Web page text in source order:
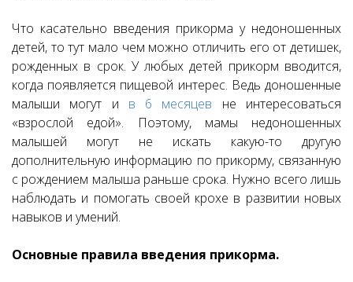
Что касательно введения прикорма у недоношенных
детей, то тут мало чем можно отличить его от детишек,
рожденных в срок. У любых детей прикорм вводится,
когда появляется пищевой интерес. Ведь доношенные
малыши могут и в 6 месяцев не интересоваться
«взрослой едой». Поэтому, мамы недоношенных
малышей могут не искать какую-то другую
дополнительную информацию по прикорму, связанную
с рождением малыша раньше срока. Нужно всего лишь
наблюдать и помогать своей крохе в развитии новых
навыков и умений.
Основные правила введения прикорма.